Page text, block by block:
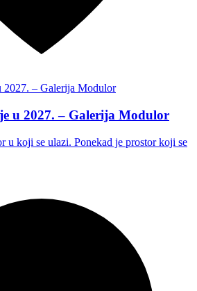
u 2027. – Galerija Modulor
u koji se ulazi. Ponekad je prostor koji se